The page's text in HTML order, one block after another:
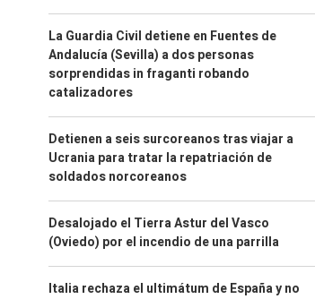
La Guardia Civil detiene en Fuentes de
Andalucía (Sevilla) a dos personas
sorprendidas in fraganti robando
catalizadores
Detienen a seis surcoreanos tras viajar a
Ucrania para tratar la repatriación de
soldados norcoreanos
Desalojado el Tierra Astur del Vasco
(Oviedo) por el incendio de una parrilla
Italia rechaza el ultimátum de España y no